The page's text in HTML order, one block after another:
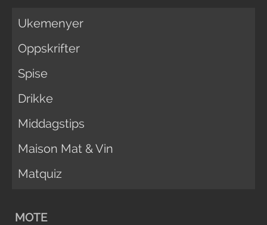
Ukemenyer
Oppskrifter
Spise
Drikke
Middagstips
Maison Mat & Vin
Matquiz
MOTE